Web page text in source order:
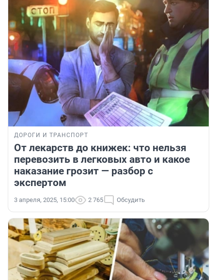
ДОРОГИ И ТРАНСПОРТ
От лекарств до книжек: что нельзя
перевозить в легковых авто и какое
наказание грозит — разбор с
экспертом
3 апреля, 2025, 15:00 2 765 Обсудить